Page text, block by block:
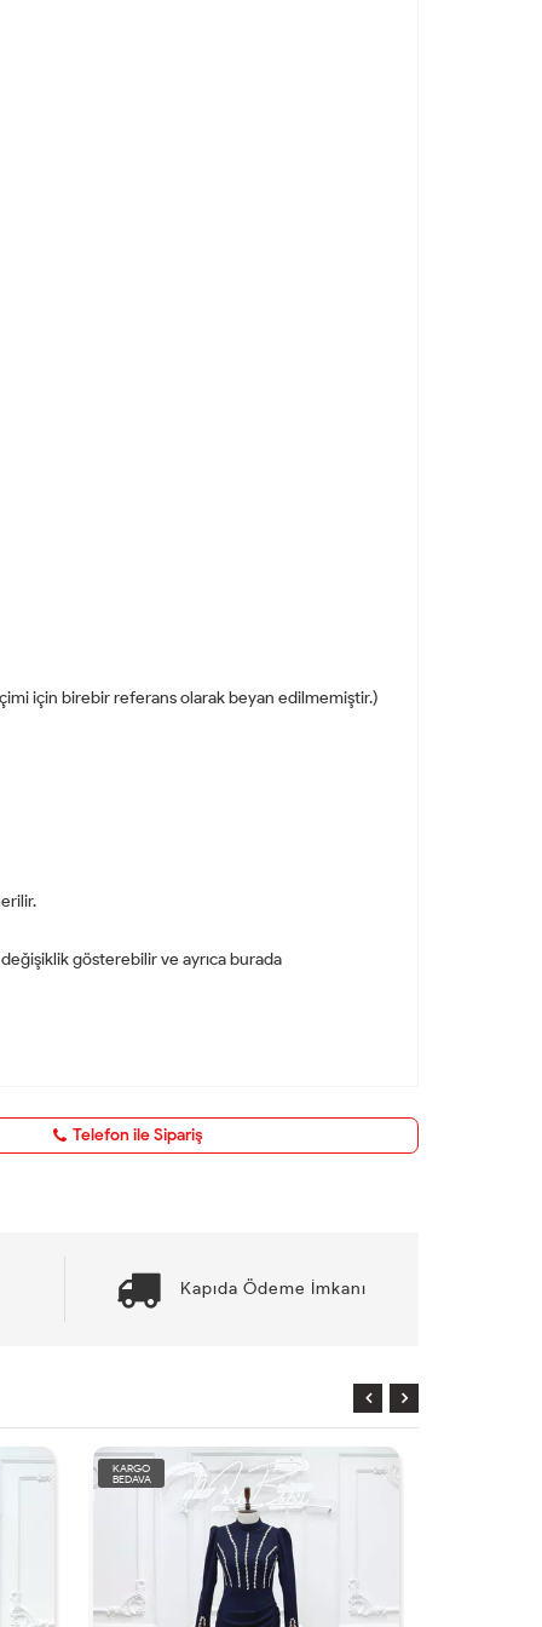
için birebir referans olarak beyan edilmemiştir.)
değişiklik gösterebilir ve ayrıca burada
Telefon ile Sipariş
Kapıda Ödeme İmkanı
YENİ